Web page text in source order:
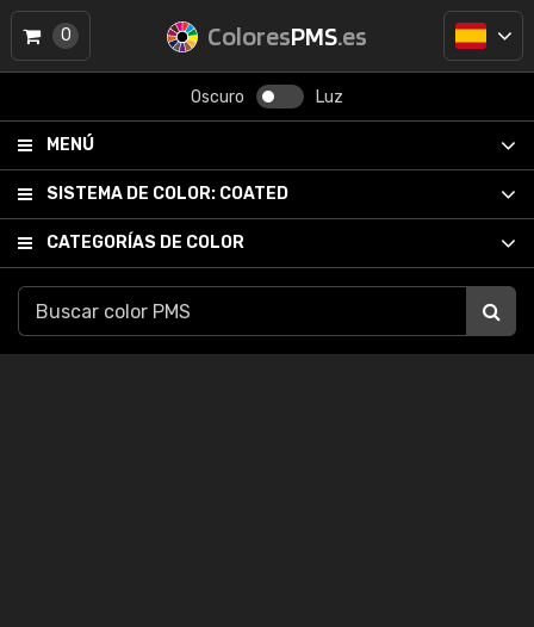
ColoresPMS.es
Oscuro Luz
MENÚ
SISTEMA DE COLOR: COATED
CATEGORÍAS DE COLOR
0